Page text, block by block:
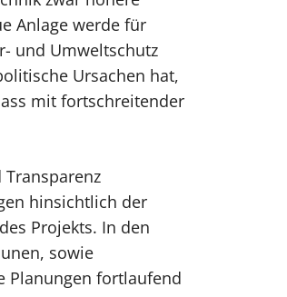
Anlage werde für
und Umweltschutz
Ursachen hat,
mit fortschreitender
hinsichtlich der
Projekts. In den
sowie
Planungen fortlaufend